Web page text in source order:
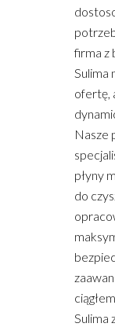
firma z
Sulima
ofertę,
Nasze
płyny
do
Sulima